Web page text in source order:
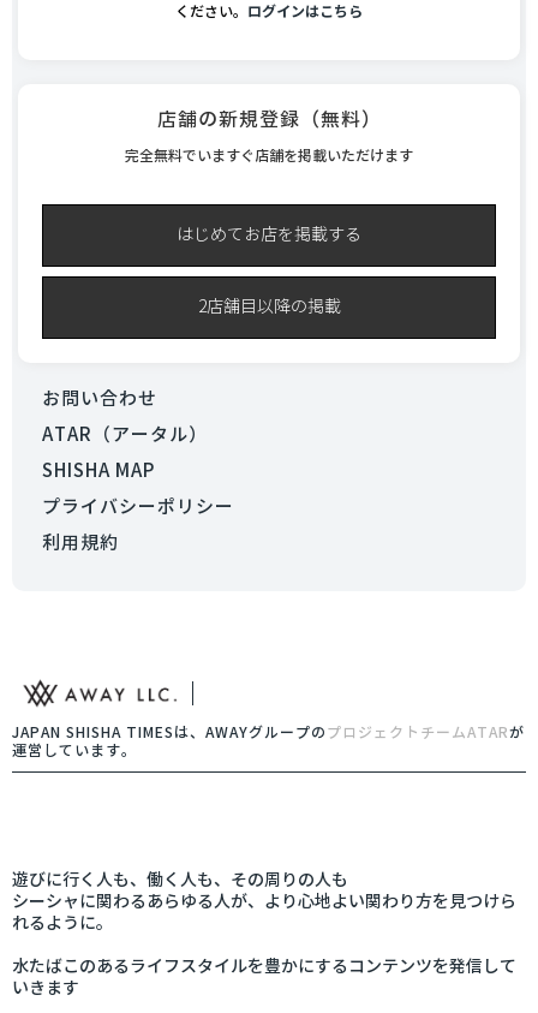
ください。 ログインはこちら
店舗の新規登録（無料）
完全無料でいますぐ店舗を掲載いただけます
はじめてお店を掲載する
2店舗目以降の掲載
お問い合わせ
ATAR（アータル）
SHISHA MAP
プライバシーポリシー
利用規約
JAPAN SHISHA TIMESは、AWAYグループの プロジェクトチームATARが
運営しています。
遊びに行く人も、働く人も、その周りの人も
シーシャに関わるあらゆる人が、より心地よい関わり方を見つけら
れるように。
水たばこのあるライフスタイルを豊かにするコンテンツを発信して
いきます